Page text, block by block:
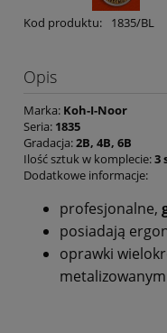
Kod produktu: 1835/BL
Opis
Marka: Koh-I-Noor
Seria: 1835
Gradacja:2B, 4B, 6B
Ilość sztuk w komplecie:3
Dodatkowe informacje:
profesjonalne,
posiadają
oprawki